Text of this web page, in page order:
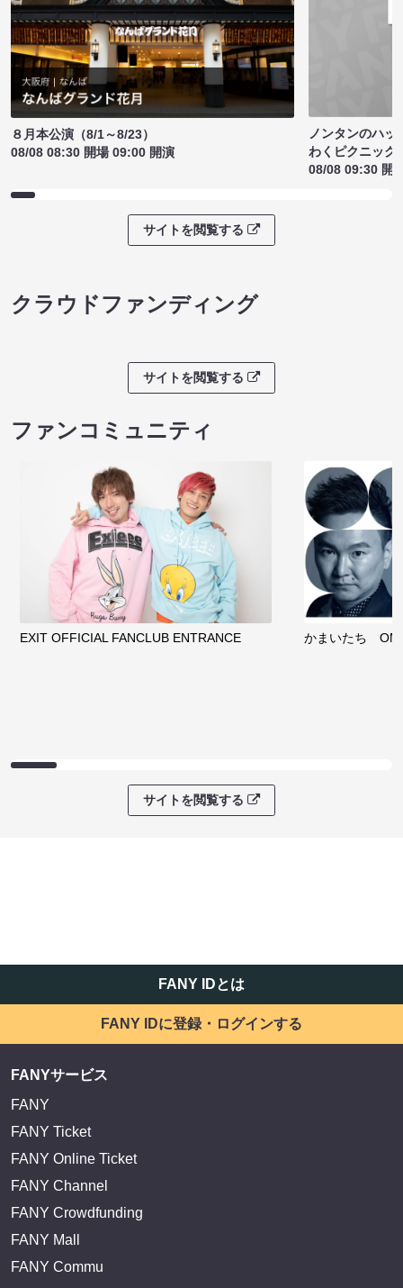
８月本公演（8/1～8/23）
08/08 08:30 開場 09:00 開演
ノンタンのハッ
わくピクニック
08/08 09:30 開
サイトを閲覧する
クラウドファンディング
サイトを閲覧する
ファンコミュニティ
EXIT OFFICIAL FANCLUB ENTRANCE かまいたち
サイトを閲覧する
FANY IDとは
FANY IDに登録・ログインする
FANYサービス
FANY
FANY Ticket
FANY Online Ticket
FANY Channel
FANY Crowdfunding
FANY Mall
FANY Commu